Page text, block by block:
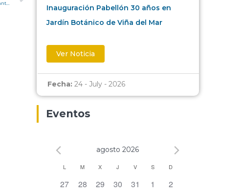
Inauguración Pabellón 30 años en
Jardín Botánico de Viña del Mar
Ver Noticia
Fecha: 24 - July - 2026
Eventos
agosto 2026
Calendario
de
L M X J V S D
0 eventos,
27 0 eventos,
28 0 eventos,
29 0 eventos,
30 0 eventos,
31 0 eventos,
1 0 eventos,
2